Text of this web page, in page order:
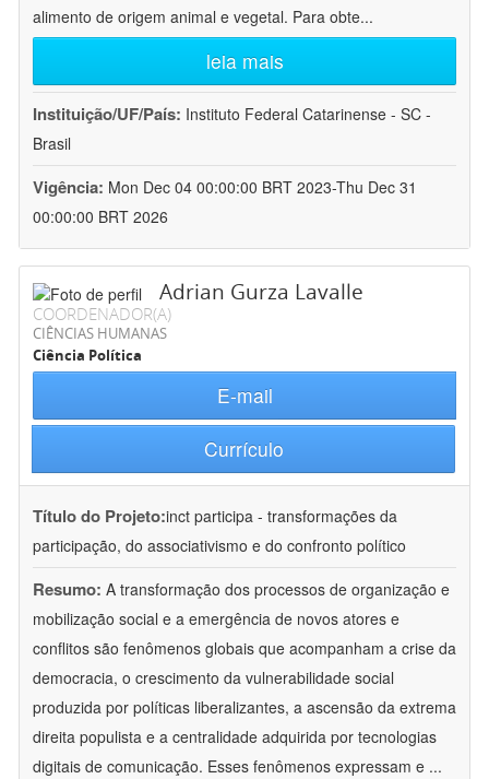
alimento de origem animal e vegetal. Para obte...
leia mais
Instituição/UF/País: Instituto Federal Catarinense - SC -
Brasil
Vigência: Mon Dec 04 00:00:00 BRT 2023-Thu Dec 31
00:00:00 BRT 2026
Adrian Gurza Lavalle
COORDENADOR(A)
CIÊNCIAS HUMANAS
Ciência Política
E-mail
Currículo
Título do Projeto:inct participa - transformações da
participação, do associativismo e do confronto político
Resumo: A transformação dos processos de organização e
mobilização social e a emergência de novos atores e
conflitos são fenômenos globais que acompanham a crise da
democracia, o crescimento da vulnerabilidade social
produzida por políticas liberalizantes, a ascensão da extrema
direita populista e a centralidade adquirida por tecnologias
digitais de comunicação. Esses fenômenos expressam e ...